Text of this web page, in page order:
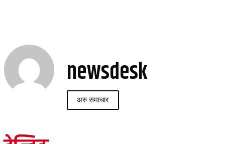
newsdesk
अरु समाचार